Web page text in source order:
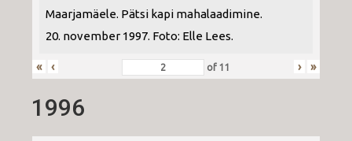
Maarjamäele. Pätsi kapi mahalaadimine.
20. november 1997. Foto: Elle Lees.
« ‹ of11 › »
1996